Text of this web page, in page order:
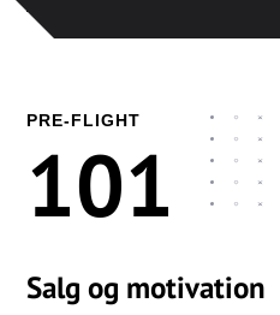
PRE-FLIGHT
101
Salg og motivation